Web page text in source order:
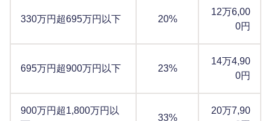
330万円超695万円以下 20%
12万6,00
0円
695万円超900万円以下 23%
14万4,90
0円
900万円超1,800万円以
33%
20万7,90